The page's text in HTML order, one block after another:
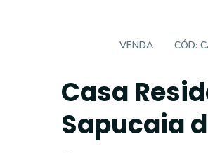
VENDA CÓD:
Casa
Sapucaia